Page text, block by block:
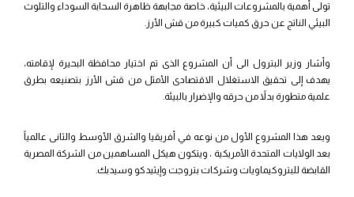
تولى أهمية بالمشروعات البيئية، خاصة مجابهة ظاهرة السحابة السوداء والتلوث
البيئي الناتج عن حرق كميات كبيرة من قش الأرز.
وأشار وزير البترول الى أن المشروع الذى تم اختيار محافظة البحيرة لإقامته،
يهدف إلى تحقيق الاستغلال الاقتصادى الأمثل من قش الأرز بتصنيعه بطرق
علمية متطورة بدلاً من حرقه والإضرار بالبيئة.
ويعد هذا المشروع الأول من نوعه في أفريقيا والشرق الأوسط والثانى عالمياً
بعد الولايات المتحدة الأمريكية ، ويتكون هيكل المساهمين من الشركة المصرية
القابضة للبتروكيماويات وشركات بتروجت وإيثيدكو وسيدبك.